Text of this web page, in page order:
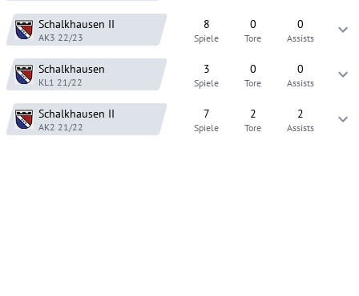
Schalkhausen II
AK3 22/23
8
Spiele
0
Tore
0
Assists
Schalkhausen
KL1 21/22
3
Spiele
0
Tore
0
Assists
Schalkhausen II
AK2 21/22
7
Spiele
2
Tore
2
Assists